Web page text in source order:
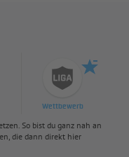
Wettbewerb
So bist du ganz nah an
die dann direkt hier